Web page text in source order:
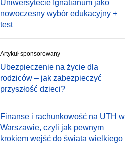
Uniwersytecie Ignatianum jako
nowoczesny wybór edukacyjny +
test
Artykuł sponsorowany
Ubezpieczenie na życie dla
rodziców – jak zabezpieczyć
przyszłość dzieci?
Finanse i rachunkowość na UTH w
Warszawie, czyli jak pewnym
krokiem wejść do świata wielkiego